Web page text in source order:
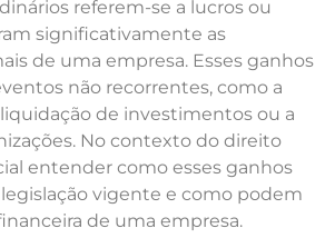
referem-se a lucros ou
significativamente as
de uma empresa. Esses ganhos
não recorrentes, como a
de investimentos ou a
No contexto do direito
entender como esses ganhos
vigente e como podem
de uma empresa.